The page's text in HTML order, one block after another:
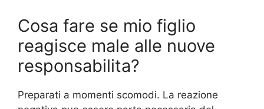
Cosa fare se mio figlio
reagisce male alle nuove
responsabilita?
Preparati a momenti scomodi. La reazione